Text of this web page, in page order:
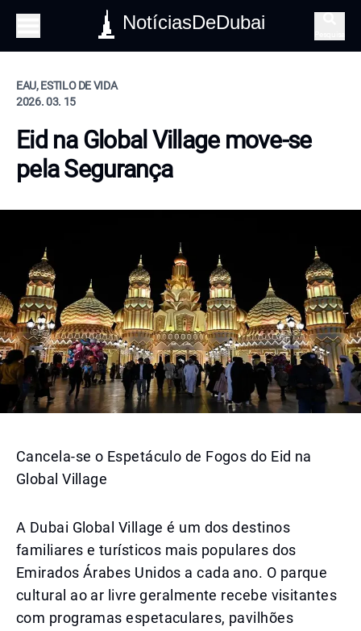
NotíciasDeDubai
EAU, ESTILO DE VIDA
2026. 03. 15
Eid na Global Village move-se
pela Segurança
Cancela-se o Espetáculo de Fogos do Eid na
Global Village
A Dubai Global Village é um dos destinos
familiares e turísticos mais populares dos
Emirados Árabes Unidos a cada ano. O parque
cultural ao ar livre geralmente recebe visitantes
com programas espetaculares, pavilhões